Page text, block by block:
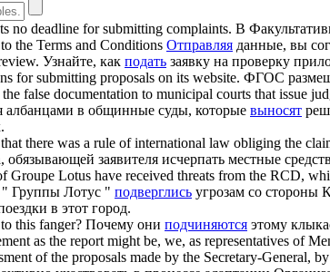
no deadline forsubmitting complaints. В
the Terms and Conditions Отправляя данные, вы
Узнайте, как подать заявку на проверку
forsubmitting proposals on its website. ФГОС
the false documentation to municipal courts that issue
албанцами в общинные суды, которые выносят
there was a rule of international law obliging the
заявителя исчерпать местные
Groupe Lotus have received threats from the RCD,
Группы Лотус " подверглись угрозам со стороны
в этот город.
to this fanger? Почему они подчиняются этому
as the report might be, we, as representatives of
of the proposals made by the Secretary-General, by